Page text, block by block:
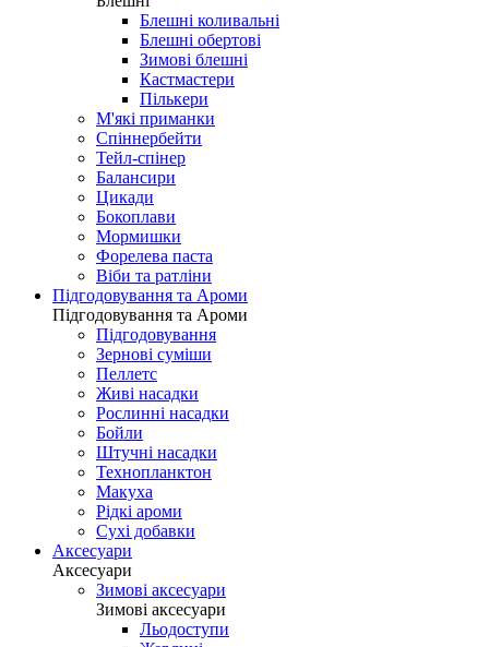
Блешні коливальні
Блешні обертові
Зимові блешні
Кастмастери
Пількери
М'які приманки
Спіннербейти
Тейл-спінер
Балансири
Цикади
Бокоплави
Мормишки
Форелева паста
Віби та ратліни
Підгодовування та Ароми
Підгодовування та Ароми
Підгодовування
Зернові суміши
Пеллетс
Живі насадки
Рослинні насадки
Бойли
Штучні насадки
Технопланктон
Макуха
Рідкі ароми
Сухі добавки
Аксесуари
Аксесуари
Зимові аксесуари
Зимові аксесуари
Льодоступи